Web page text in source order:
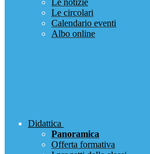
Le notizie
Le circolari
Calendario eventi
Albo online
Didattica
Panoramica
Offerta formativa